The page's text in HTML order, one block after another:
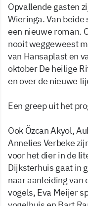
Opvallende gasten
Wieringa. Van
een nieuwe roman.
nooit weggeweest
van Hansaplast en
oktober De heilige
en over de nieuwe
Een greep uit het
Ook Özcan Akyol,
Annelies Verbeke
voor het dier in de
Dijksterhuis gaat in
naar aanleiding van
vogels, Eva Meijer